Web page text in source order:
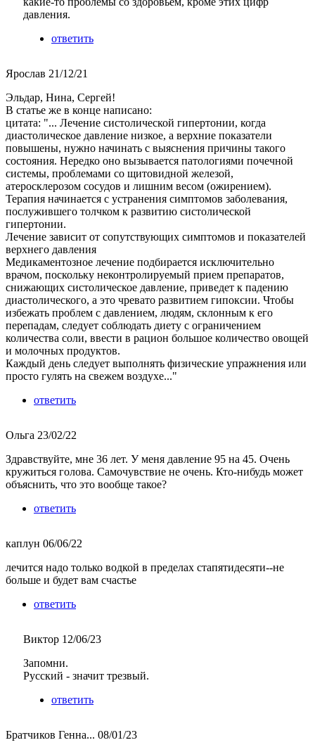
давления.
ответить
Ярослав 21/12/21
Эльдар, Нина, Сергей!
В статье же в конце написано:
цитата: "... Лечение систолической гипертонии, когда
диастолическое давление низкое, а верхние показатели
повышены, нужно начинать с выяснения причины такого
состояния. Нередко оно вызывается патологиями почечной
системы, проблемами со щитовидной железой,
атеросклерозом сосудов и лишним весом (ожирением).
Терапия начинается с устранения симптомов заболевания,
послужившего толчком к развитию систолической
гипертонии.
Лечение зависит от сопутствующих симптомов и показателей
верхнего давления
Медикаментозное лечение подбирается исключительно
врачом, поскольку неконтролируемый прием препаратов,
снижающих систолическое давление, приведет к падению
диастолического, а это чревато развитием гипоксии. Чтобы
избежать проблем с давлением, людям, склонным к его
перепадам, следует соблюдать диету с ограничением
количества соли, ввести в рацион большое количество овощей
и молочных продуктов.
Каждый день следует выполнять физические упражнения или
просто гулять на свежем воздухе..."
ответить
Ольга 23/02/22
Здравствуйте, мне 36 лет. У меня давление 95 на 45. Очень
кружиться голова. Самочувствие не очень. Кто-нибудь может
объяснить, что это вообще такое?
ответить
каплун 06/06/22
лечится надо только водкой в пределах стапятидесяти--не
больше и будет вам счастье
ответить
Виктор 12/06/23
Запомни.
Русский - значит трезвый.
ответить
Братчиков Генна... 08/01/23